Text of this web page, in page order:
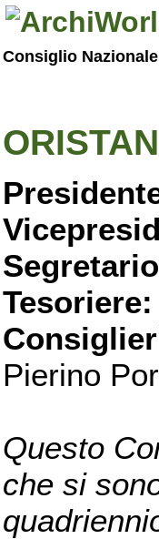
Consiglio
Tesoriere:
Pierino
Questo
che si